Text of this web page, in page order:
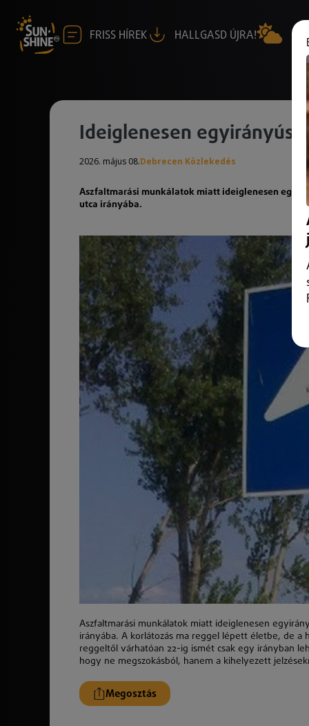
FRISS HÍREK HALLGASD ÚJRA!
Ideiglenesen
2026. május 08.Debrecen Közlekedés
Aszfaltmarási munkálatok miatt ideiglenesen
utca irányába.
Aszfaltmarási munkálatok miatt ideiglenesen
irányába. A korlátozás ma reggel lépett életbe, de a
reggeltől várhatóan 22-ig ismét csak egy irányban
hogy ne megszokásból, hanem a kihelyezett
Megosztás